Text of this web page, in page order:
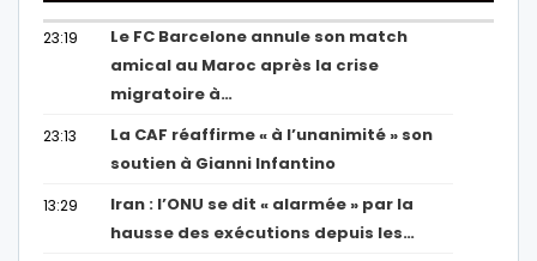
23:19
Le FC Barcelone annule son match
amical au Maroc après la crise
migratoire à…
23:13
La CAF réaffirme « à l’unanimité » son
soutien à Gianni Infantino
13:29
Iran : l’ONU se dit « alarmée » par la
hausse des exécutions depuis les…